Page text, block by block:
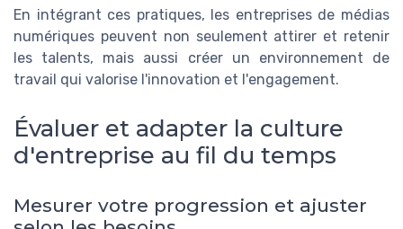
En intégrant ces pratiques, les entreprises de médias
numériques peuvent non seulement attirer et retenir
les talents, mais aussi créer un environnement de
travail qui valorise l'innovation et l'engagement.
Évaluer et adapter la culture
d'entreprise au fil du temps
Mesurer votre progression et ajuster